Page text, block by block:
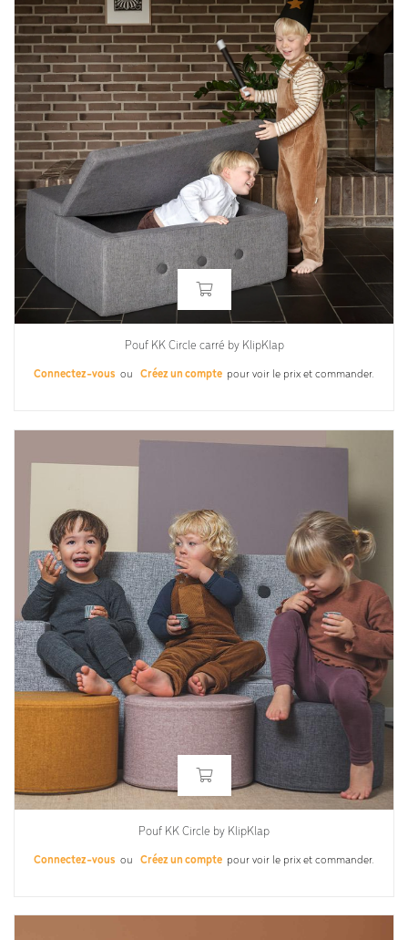
Pouf KK Circle carré by KlipKlap
Connectez-vous ou Créez un compte pour voir le prix et commander.
Pouf KK Circle by KlipKlap
Connectez-vous ou Créez un compte pour voir le prix et commander.